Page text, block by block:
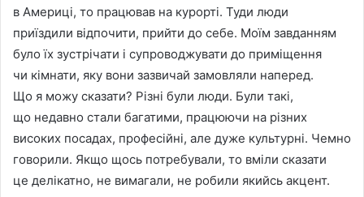
в Америцi, то працював на курортi. Туди люди
приїздили вiдпочити, прийти до себе. Моїм завданням
було їх зустрiчати i супроводжувати до примiщення
чи кiмнати, яку вони зазвичай замовляли наперед.
Що я можу сказати? Рiзнi були люди. Були такi,
що недавно стали багатими, працюючи на рiзних
високих посадах, професiйнi, але дуже культурнi. Чемно
говорили. Якщо щось потребували, то вмiли сказати
це делiкатно, не вимагали, не робили якийсь акцент.